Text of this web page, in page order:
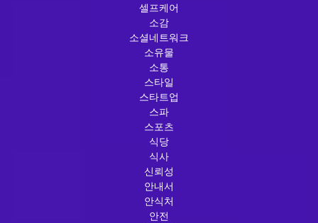
셀프케어
소감
소셜네트워크
소유물
소통
스타일
스타트업
스파
스포츠
식당
식사
신뢰성
안내서
안식처
안전